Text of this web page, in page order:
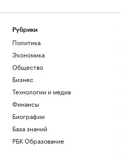
Рубрики
Политика
Экономика
Общество
Бизнес
Технологии и медиа
Финансы
Биографии
База знаний
РБК Образование